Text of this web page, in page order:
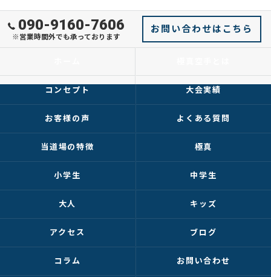
090-9160-7606
※営業時間外でも承っております
お問い合わせはこちら
コンセプト 大会実績
お客様の声 よくある質問
当道場の特徴 極真
小学生 中学生
大人 キッズ
アクセス ブログ
コラム お問い合わせ